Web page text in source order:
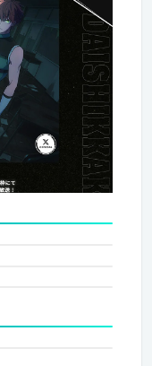
フスタイルが変わっ
イメントを伝えてい